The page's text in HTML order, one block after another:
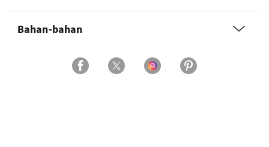
Bahan-bahan